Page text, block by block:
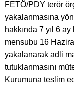
FETÖ/PDY terör
yakalanmasına
hakkında 7 yıl 6
mensubu 16
yakalanarak adli
tutuklanmasını
Kurumuna teslim